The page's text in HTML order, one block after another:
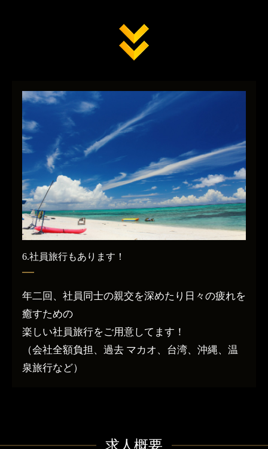
6.社員旅行もあります！
年二回、社員同士の親交を深めたり日々の疲れを
癒すための
楽しい社員旅行をご用意してます！
（会社全額負担、過去 マカオ、台湾、沖縄、温
泉旅行など）
求人概要